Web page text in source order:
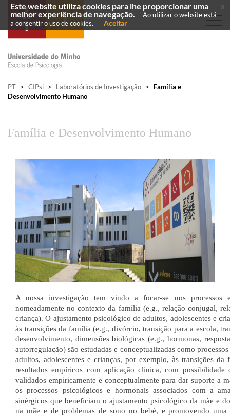
PT > CIPsi > Laboratórios de Investigação >
Família e
Desenvolvimento Humano
Família e Desenvolvimento Humano​
A nossa investigação tem vindo a focar-se nos processos
nomeadamente no contexto da família (e.g., relação conjugal,
criança). O ajustamento psicológico de adultos, adolescentes e
às transições da família (e.g., divórcio, transição para a escola,
desenvolvimento, dimensões biológicas (e.g., hormonas,
autorregulação) são estudadas e conceptualizadas como
adultos, adolescentes e crianças, por exemplo, às transições
resultados empíricos com aplicação clínica, com
validados empiricamente e conceptualmente para dar suporte a
os processos psicológicos e hormonais associados com a
sinérgicos que beneficiam o ajustamento psicológico da mãe e
na mãe e de problemas de sono no bebé, e promovendo
Este website utiliza cookies para lhe proporcionar uma
melhor experiência de navegação.
Ao utilizar o website está
a consentir o uso de cookies.
Aceitar
x